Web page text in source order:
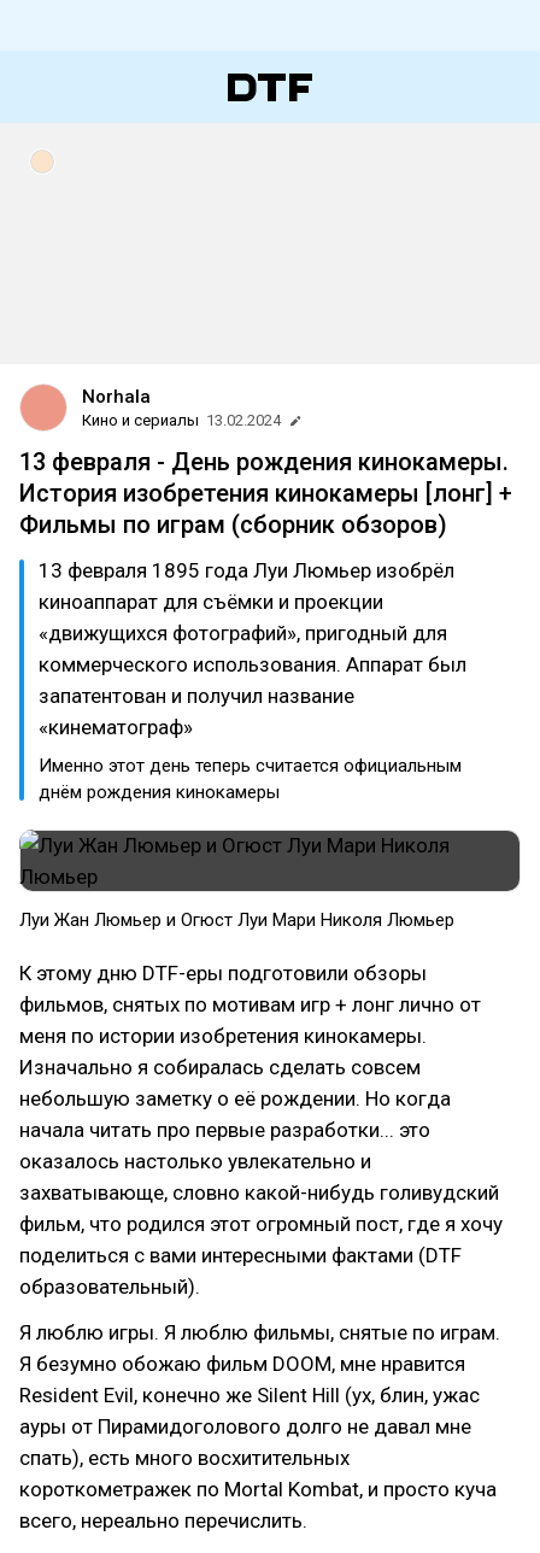
Norhala
Кино и сериалы 13.02.2024
13 февраля - День рождения кинокамеры.
История изобретения кинокамеры [лонг] +
Фильмы по играм (сборник обзоров)
13 февраля 1895 года Луи Люмьер изобрёл
киноаппарат для съёмки и проекции
«движущихся фотографий», пригодный для
коммерческого использования. Аппарат был
запатентован и получил название
«кинематограф»
Именно этот день теперь считается официальным
днём рождения кинокамеры
Луи Жан Люмьер и Огюст Луи Мари Николя Люмьер
К этому дню DTF-еры подготовили обзоры
фильмов, снятых по мотивам игр + лонг лично от
меня по истории изобретения кинокамеры.
Изначально я собиралась сделать совсем
небольшую заметку о её рождении. Но когда
начала читать про первые разработки... это
оказалось настолько увлекательно и
захватывающе, словно какой-нибудь голивудский
фильм, что родился этот огромный пост, где я хочу
поделиться с вами интересными фактами (DTF
образовательный).
Я люблю игры. Я люблю фильмы, снятые по играм.
Я безумно обожаю фильм DOOM, мне нравится
Resident Evil, конечно же Silent Hill (ух, блин, ужас
ауры от Пирамидоголового долго не давал мне
спать), есть много восхитительных
короткометражек по Mortal Kombat, и просто куча
всего, нереально перечислить.